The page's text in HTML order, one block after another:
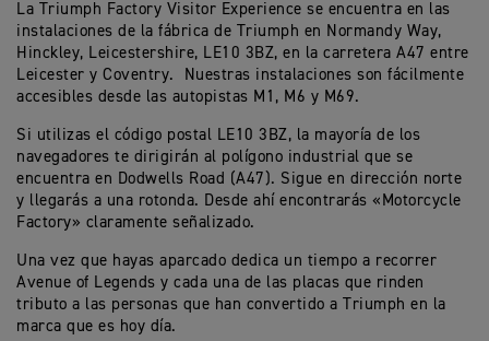
La Triumph Factory Visitor Experience se encuentra en las
instalaciones de la fábrica de Triumph en Normandy Way,
Hinckley, Leicestershire, LE10 3BZ, en la carretera A47 entre
Leicester y Coventry. Nuestras instalaciones son fácilmente
accesibles desde las autopistas M1, M6 y M69.
Si utilizas el código postal LE10 3BZ, la mayoría de los
navegadores te dirigirán al polígono industrial que se
encuentra en Dodwells Road (A47). Sigue en dirección norte
y llegarás a una rotonda. Desde ahí encontrarás «Motorcycle
Factory» claramente señalizado.
Una vez que hayas aparcado dedica un tiempo a recorrer
Avenue of Legends y cada una de las placas que rinden
tributo a las personas que han convertido a Triumph en la
marca que es hoy día.